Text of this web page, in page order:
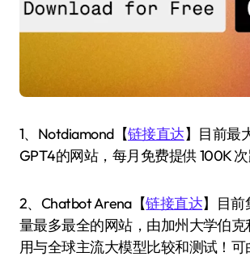
1、Notdiamond【链接直达】目前最
GPT4的网站，每月免费提供 100K 次
2、Chatbot Arena【链接直达】目前
量最多最全的网站，由加州大学伯克
用与全球主流大模型比较和测试！可